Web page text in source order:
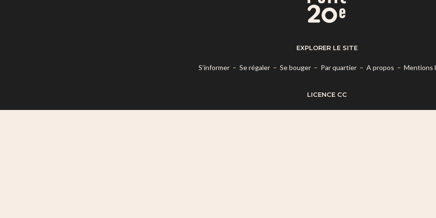
EXPLORER LE SITE
S’informer– Se régaler– Se bouger– Par quartier– A propos – Mentions
LICENCE CC